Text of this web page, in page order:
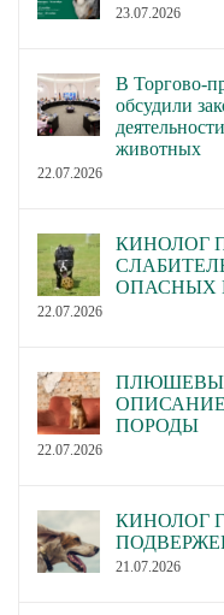
23.07.2026
В Торгово-
обсудили
животных
22.07.2026
КИНОЛОГ
ОПАСНЫХ
22.07.2026
ПОРОДЫ
22.07.2026
КИНОЛОГ
21.07.2026